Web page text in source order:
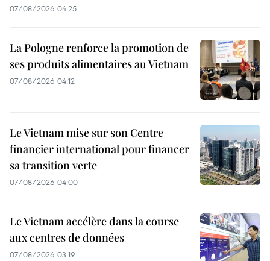
07/08/2026 04:25
La Pologne renforce la promotion de
ses produits alimentaires au Vietnam
07/08/2026 04:12
Le Vietnam mise sur son Centre
financier international pour financer
sa transition verte
07/08/2026 04:00
Le Vietnam accélère dans la course
aux centres de données
07/08/2026 03:19